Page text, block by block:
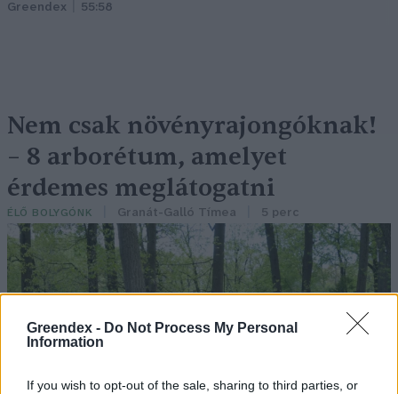
Greendex - Do Not Process My Personal
Information
If you wish to opt-out of the sale, sharing to third parties, or
Greendex 55:58
Nem csak növényrajongóknak!
– 8 arborétum, amelyet
érdemes meglátogatni
ÉLŐ BOLYGÓNK Granát-Galló Tímea 5 perc